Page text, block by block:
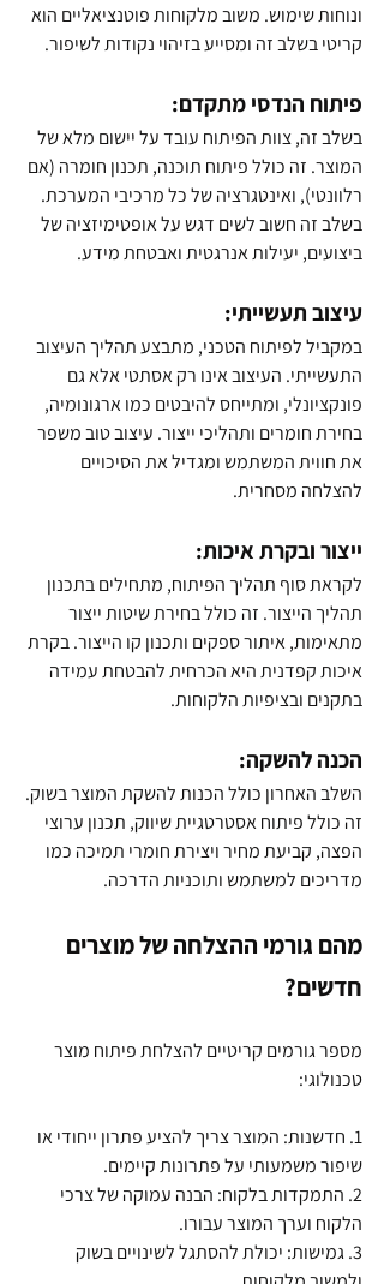
ונוחות שימוש. משוב מלקוחות פוטנציאליים הוא
קריטי בשלב זה ומסייע בזיהוי נקודות לשיפור.
פיתוח הנדסי מתקדם:
בשלב זה, צוות הפיתוח עובד על יישום מלא של
המוצר. זה כולל פיתוח תוכנה, תכנון חומרה (אם
רלוונטי), ואינטגרציה של כל מרכיבי המערכת.
בשלב זה חשוב לשים דגש על אופטימיזציה של
ביצועים, יעילות אנרגטית ואבטחת מידע.
עיצוב תעשייתי:
במקביל לפיתוח הטכני, מתבצע תהליך העיצוב
התעשייתי. העיצוב אינו רק אסתטי אלא גם
פונקציונלי, ומתייחס להיבטים כמו ארגונומיה,
בחירת חומרים ותהליכי ייצור. עיצוב טוב משפר
את חווית המשתמש ומגדיל את הסיכויים
להצלחה מסחרית.
ייצור ובקרת איכות:
לקראת סוף תהליך הפיתוח, מתחילים בתכנון
תהליך הייצור. זה כולל בחירת שיטות ייצור
מתאימות, איתור ספקים ותכנון קו הייצור. בקרת
איכות קפדנית היא הכרחית להבטחת עמידה
בתקנים ובציפיות הלקוחות.
הכנה להשקה:
השלב האחרון כולל הכנות להשקת המוצר בשוק.
זה כולל פיתוח אסטרטגיית שיווק, תכנון ערוצי
הפצה, קביעת מחיר ויצירת חומרי תמיכה כמו
מדריכים למשתמש ותוכניות הדרכה.
מהם גורמי ההצלחה של מוצרים
חדשים?
מספר גורמים קריטיים להצלחת פיתוח מוצר
טכנולוגי:
1. חדשנות: המוצר צריך להציע פתרון ייחודי או
שיפור משמעותי על פתרונות קיימים.
2. התמקדות בלקוח: הבנה עמוקה של צרכי
הלקוח וערך המוצר עבורו.
3. גמישות: יכולת להסתגל לשינויים בשוק